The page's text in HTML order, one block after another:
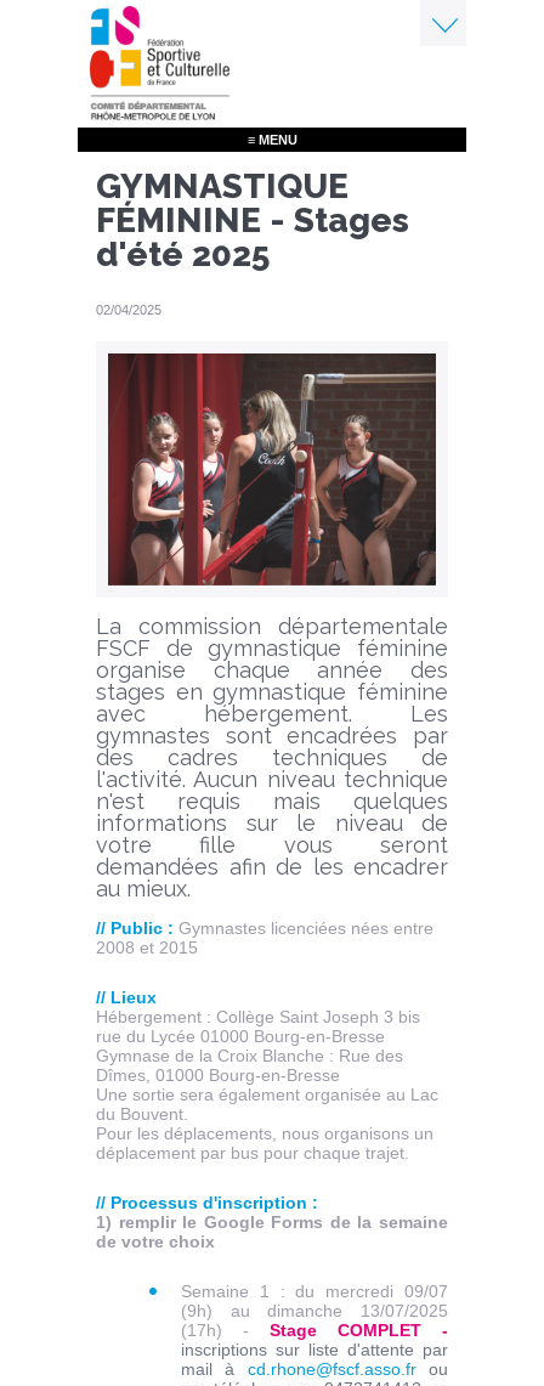
Aller
au
contenu
principal
≡ MENU
GYMNASTIQUE
FÉMININE - Stages
d'été 2025
02/04/2025
La commission départementale
FSCF de gymnastique féminine
organise chaque année des
stages en gymnastique féminine
avec hébergement. Les
gymnastes sont encadrées par
des cadres techniques de
l'activité. Aucun niveau technique
n'est requis mais quelques
informations sur le niveau de
votre fille vous seront
demandées afin de les encadrer
au mieux.
// Public : Gymnastes licenciées nées entre
2008 et 2015
// Lieux
Hébergement : Collège Saint Joseph 3 bis
rue du Lycée 01000 Bourg-en-Bresse
Gymnase de la Croix Blanche : Rue des
Dîmes, 01000 Bourg-en-Bresse
Une sortie sera également organisée au Lac
du Bouvent.
Pour les déplacements, nous organisons un
déplacement par bus pour chaque trajet.
// Processus d'inscription :
1) remplir le Google Forms de la semaine
de votre choix
Semaine 1 : du mercredi 09/07
(9h) au dimanche 13/07/2025
(17h) - Stage COMPLET -
inscriptions sur liste d'attente par
mail à cd.rhone@fscf.asso.frou